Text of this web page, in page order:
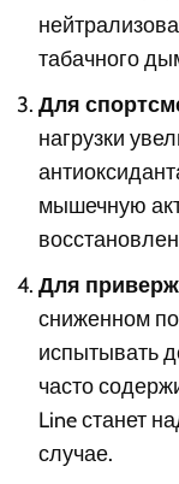
табачного
Для
нагрузки
мышечную
Для
сниженном
испытывать
часто
Line станет
случае.